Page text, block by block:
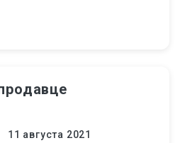
11 августа 2021